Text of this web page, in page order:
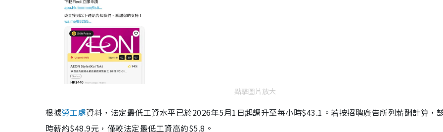
點擊圖片放大
根據勞工處資料，法定最低工資水平已於2026年5月1日起調升至每小時$43.1。若按招聘廣告所列薪酬計算，
時薪約$48.9元，僅較法定最低工資高約$5.8。